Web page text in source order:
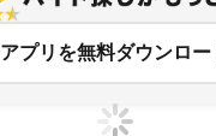
アプリを無料ダウンロー